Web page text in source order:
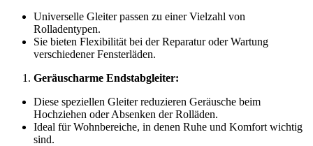
Universelle Gleiter passen zu einer Vielzahl von
Rolladentypen.
Sie bieten Flexibilität bei der Reparatur oder Wartung
verschiedener Fensterläden.
Geräuscharme Endstabgleiter:
Diese speziellen Gleiter reduzieren Geräusche beim
Hochziehen oder Absenken der Rolläden.
Ideal für Wohnbereiche, in denen Ruhe und Komfort wichtig
sind.